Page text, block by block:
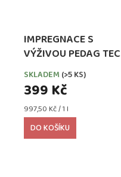
IMPREGNACE S
VÝŽIVOU PEDAG
WATERPROOFER,
EXTRA SILNÁ
SKLADEM (>5 KS)
399 Kč
Měrná
cena:
997,50 Kč / 1 l
DO KOŠÍKU